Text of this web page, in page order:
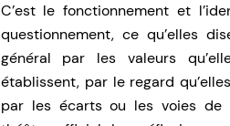
C’est le fonctionnement et
questionnement, ce qu’elles
général par les valeurs
établissent, par le regard
par les écarts ou les voies de